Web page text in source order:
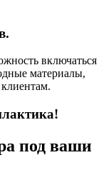
включаться
материалы,
под ваши